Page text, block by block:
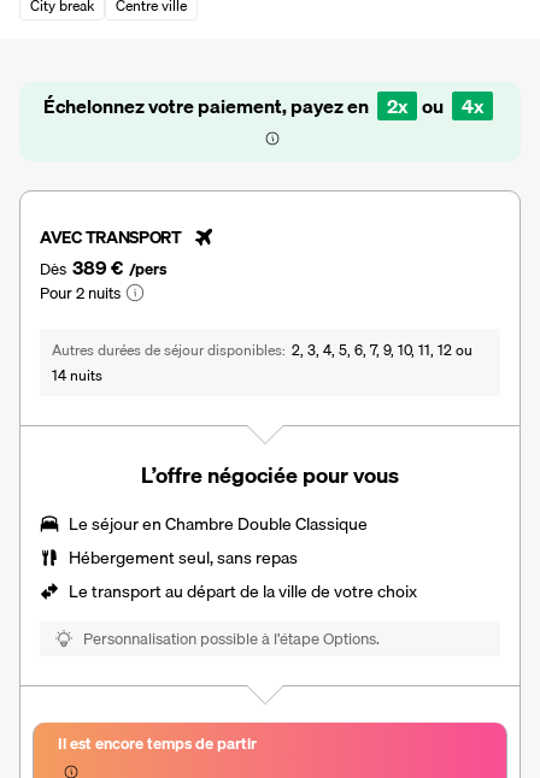
City break Centre ville
Échelonnez votre paiement, payez en 2x ou 4x
AVEC TRANSPORT
Dès 389 € /pers
Pour 2 nuits
Autres durées de séjour disponibles 2, 3, 4, 5, 6, 7, 9, 10, 11, 12 ou
14 nuits
L’offre négociée pour vous
Le séjour enChambre Double Classique
Hébergement seul, sans repas
Le transport au départ de la ville de votre choix
Personnalisation possible à l’étape Options.
Il est encore temps de partir